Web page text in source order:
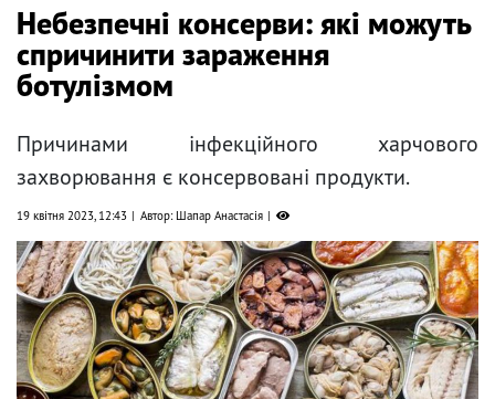
Небезпечні консерви: які можуть
спричинити зараження
ботулізмом
Причинами інфекційного харчового
захворювання є консервовані продукти.
19 квітня 2023, 12:43 Автор: Шапар Анастасія